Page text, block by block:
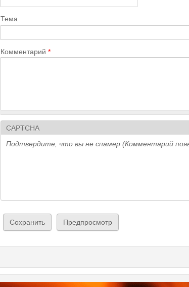
Тема
Комментарий*
CAPTCHA
Подтвердите, что вы не спамер (Комментарий